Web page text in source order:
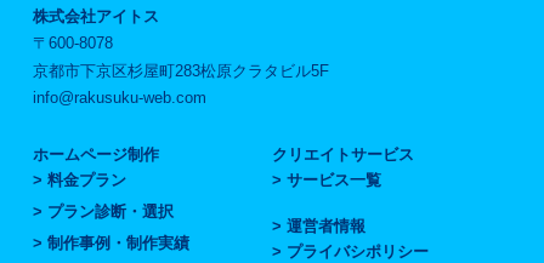
株式会社アイトス
〒600-8078
京都市下京区杉屋町283松原クラタビル5F
info@rakusuku-web.com
ホームページ制作
料金プラン
プラン診断・選択
制作事例・制作実績
クリエイトサービス
サービス一覧
運営者情報
プライバシポリシー